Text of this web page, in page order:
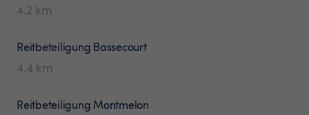
4.2 km
Reitbeteiligung Bassecourt
4.4 km
Reitbeteiligung Montmelon